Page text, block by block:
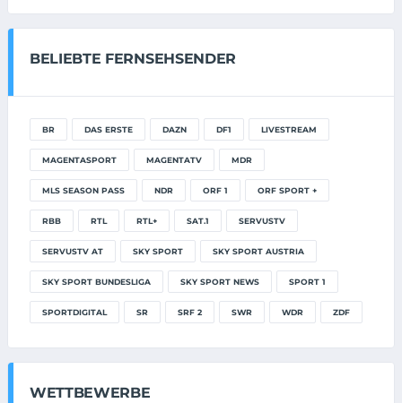
BELIEBTE FERNSEHSENDER
BR DAS ERSTE DAZN DF1 LIVESTREAM
MAGENTASPORT MAGENTATV MDR
MLS SEASON PASS NDR ORF 1 ORF SPORT +
RBB RTL RTL+ SAT.1 SERVUSTV
SERVUSTV AT SKY SPORT SKY SPORT AUSTRIA
SKY SPORT BUNDESLIGA SKY SPORT NEWS SPORT 1
SPORTDIGITAL SR SRF 2 SWR WDR ZDF
WETTBEWERBE